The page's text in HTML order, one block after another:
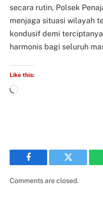
secara rutin, Polsek
menjaga situasi wilayah
kondusif demi
harmonis bagi seluruh
Like this:
Facebook Twitter
Comments are closed.